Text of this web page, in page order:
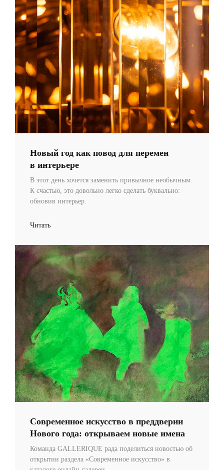
Новый год как повод для перемен
в интерьере
В этот день хочется заменить привычное необычным.
К счастью, это довольно легко сделать буквально:
обновив интерьер.
Читать
Современное искусство в преддверии
Нового года: открываем новые имена
Команда GALLERIQUE рада поделиться новостью об
открытии раздела «Современное искусство» в